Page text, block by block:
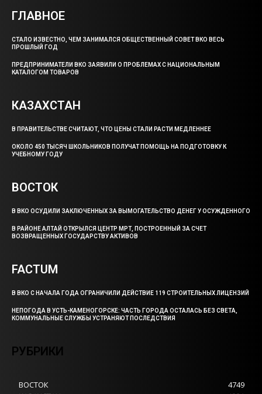
ГЛАВНОЕ
СТАЛО ИЗВЕСТНО, ЧЕМ ЗАНИМАЛСЯ ОБЩЕСТВЕННЫЙ СОВЕТ ВКО ВЕСЬ
ПРОШЛЫЙ ГОД
ПРЕДПРИНИМАТЕЛИ ВКО ЗАЯВИЛИ О ПРОБЛЕМАХ С НАЦИОНАЛЬНЫМ
КАТАЛОГОМ ТОВАРОВ
КАЗАХСТАН
В ПРАВИТЕЛЬСТВЕ СЧИТАЮТ, ЧТО ЦЕНЫ СТАЛИ РАСТИ МЕДЛЕННЕЕ
ОКОЛО 450 ТЫСЯЧ ШКОЛЬНИКОВ ПОЛУЧАТ ПОМОЩЬ НА ПОДГОТОВКУ К
УЧЕБНОМУ ГОДУ
ВОСТОК
В ВКО ОСУДИЛИ ЗАКЛЮЧЕННЫХ ЗА ВЫМОГАТЕЛЬСТВО ДЕНЕГ У ОСУЖДЕННОГО
В РАЙОНЕ АЛТАЙ ОТКРЫЛСЯ ЦЕНТР МРТ, ПОСТРОЕННЫЙ ЗА СЧЕТ
ВОЗВРАЩЕННЫХ ГОСУДАРСТВУ АКТИВОВ
FACTUM
В ВКО С НАЧАЛА ГОДА ОГРАНИЧИЛИ ДЕЙСТВИЕ 119 СТРОИТЕЛЬНЫХ ЛИЦЕНЗИЙ
НЕПОГОДА В УСТЬ-КАМЕНОГОРСКЕ: ЧАСТЬ ГОРОДА ОСТАЛАСЬ БЕЗ СВЕТА,
КОММУНАЛЬНЫЕ СЛУЖБЫ УСТРАНЯЮТ ПОСЛЕДСТВИЯ
РУБРИКИ
ВОСТОК
4749